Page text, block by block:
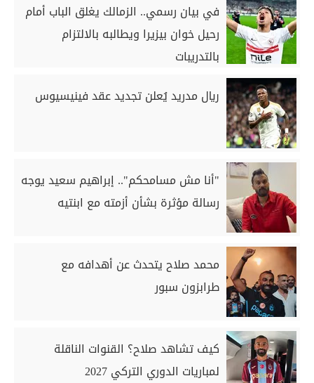
في بيان رسمي.. الزمالك يغلق الباب أمام
رحيل خوان بيزيرا ويطالبه بالالتزام
بالتدريبات
ريال مدريد يُعلن تجديد عقد فينيسيوس
"أنا مش مسامحكم".. إبراهيم سعيد يوجه
رسالة مؤثرة بشأن أزمته مع ابنتيه
محمد صلاح يتحدث عن أهدافه مع
طرابزون سبور
كيف تشاهد صلاح؟ القنوات الناقلة
لمباريات الدوري التركي 2027